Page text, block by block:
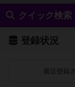
クイック検索
登録状況
最近登録